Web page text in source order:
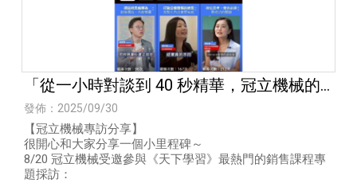
「從一小時對談到 40 秒精華，冠立機械的
經理登上《天下學習》！」
發佈：2025/09/30
【冠立機械專訪分享】
很開心和大家分享一個小里程碑～
8/20 冠立機械受邀參與《天下學習》最熱門的銷售課程專
題採訪：